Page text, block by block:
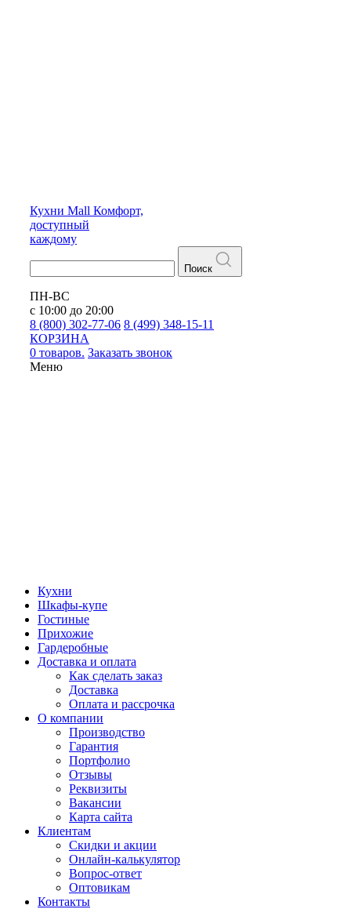
Кухни Mall Комфорт,
доступный
каждому
Поиск
ПН-ВС
с 10:00 до 20:00
8 (800) 302-77-06 8 (499) 348-15-11
КОРЗИНА
0 товаров. Заказать звонок
Меню
Кухни
Шкафы-купе
Гостиные
Прихожие
Гардеробные
Доставка и оплата
Как сделать заказ
Доставка
Оплата и рассрочка
О компании
Производство
Гарантия
Портфолио
Отзывы
Реквизиты
Вакансии
Карта сайта
Клиентам
Скидки и акции
Онлайн-калькулятор
Вопрос-ответ
Оптовикам
Контакты